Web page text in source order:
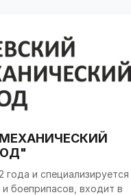
и специализируется
боеприпасов, входит в